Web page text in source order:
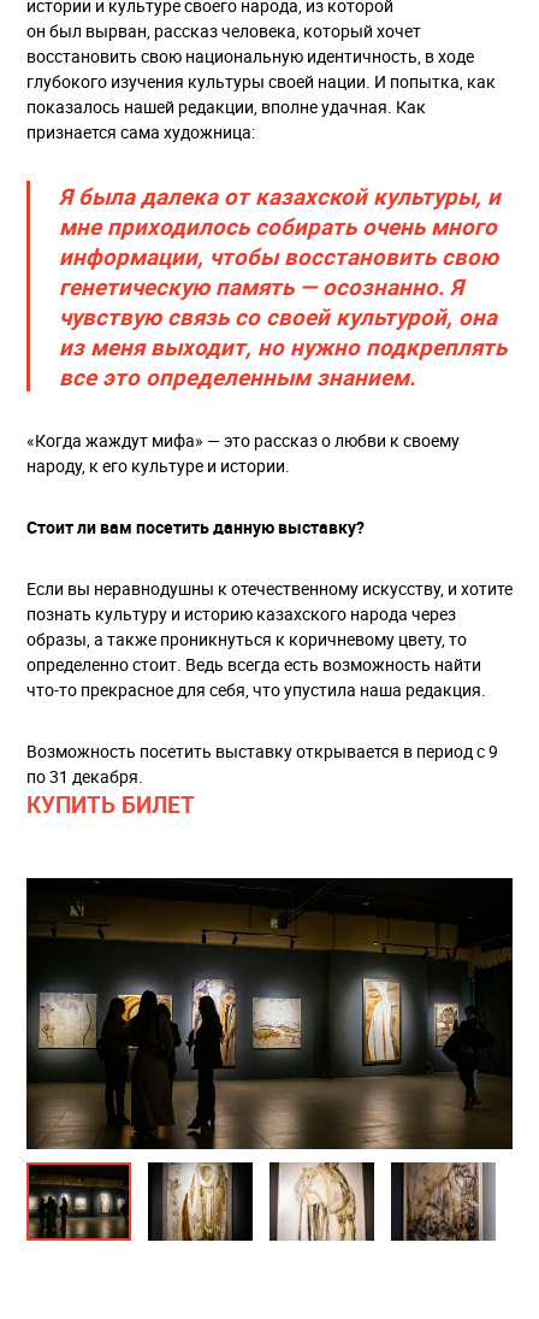
истории и культуре своего народа, из которой
он был вырван, рассказ человека, который хочет
восстановить свою национальную идентичность, в ходе
глубокого изучения культуры своей нации. И попытка, как
показалось нашей редакции, вполне удачная. Как
признается сама художница:
Я была далека от казахской культуры, и
мне приходилось собирать очень много
информации, чтобы восстановить свою
генетическую память — осознанно. Я
чувствую связь со своей культурой, она
из меня выходит, но нужно подкреплять
все это определенным знанием.
«Когда жаждут мифа» — это рассказ о любви к своему
народу, к его культуре и истории.
Стоит ли вам посетить данную выставку?
Если вы неравнодушны к отечественному искусству, и хотите
познать культуру и историю казахского народа через
образы, а также проникнуться к коричневому цвету, то
определенно стоит. Ведь всегда есть возможность найти
что-то прекрасное для себя, что упустила наша редакция.
Возможность посетить выставку открывается в период с 9
по 31 декабря.
КУПИТЬ БИЛЕТ